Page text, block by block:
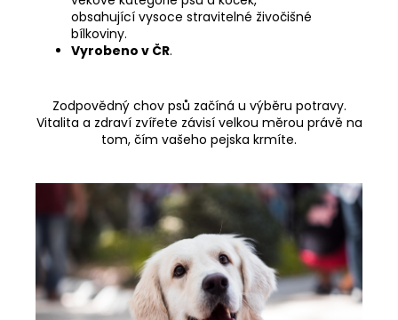
obsahující vysoce stravitelné živočišné
bílkoviny.
Vyrobeno v ČR.
Zodpovědný chov psů začíná u výběru potravy.
Vitalita a zdraví zvířete závisí velkou měrou právě na
tom, čím vašeho pejska krmíte.